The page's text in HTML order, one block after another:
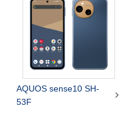
AQUOS sense10 SH-
53F
